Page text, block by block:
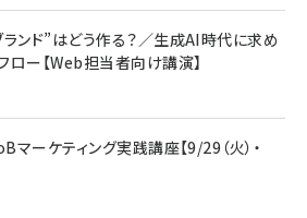
ランキングをもっと見る
ル Anker絡まないケーブル 240W 結束バン
USB PD対応 シリコン素材採用 iPhone
/ 15 / Galaxy iPad Pro MacBook
各種対応 (1.8m ミッドナイトブラック)
ンド”はどう作る？／生成AI時代に求め
ー【Web担当者向け講演】
ーケティング実践講座【9/29（火）・